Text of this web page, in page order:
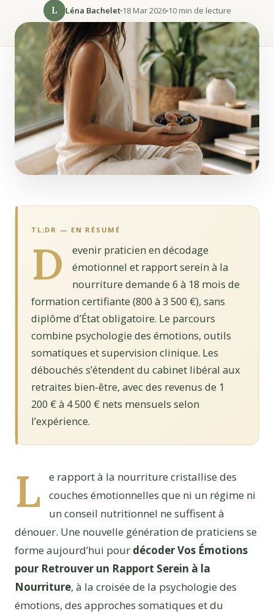
L Léna Bachelet18 Mar 202610 min de lecture
TL;DR — EN RÉSUMÉ
D
evenir praticien en décodage
émotionnel et rapport serein à la
nourriture demande 6 à 18 mois de
formation certifiante (800 à 3 500 €), sans
diplôme d’État obligatoire. Le parcours
combine psychologie des émotions, outils
somatiques et supervision clinique. Les
débouchés s’étendent du cabinet libéral aux
retraites bien-être, avec des revenus de 1
200 € à 4 500 € nets mensuels selon
l’expérience.
L
e rapport à la nourriture cristallise des
couches émotionnelles que ni un régime ni
un conseil nutritionnel ne suffisent à
dénouer. Une nouvelle génération de praticiens se
forme aujourd’hui pour décoder Vos Émotions
pour Retrouver un Rapport Serein à la
Nourriture, à la croisée de la psychologie des
émotions, des approches somatiques et du